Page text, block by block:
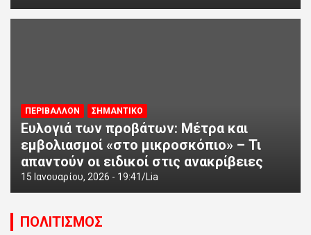
ΠΕΡΙΒΑΛΛΟΝ ΣΗΜΑΝΤΙΚΟ
Ευλογιά των προβάτων: Μέτρα και
εμβολιασμοί «στο μικροσκόπιο» – Τι
απαντούν οι ειδικοί στις ανακρίβειες
15 Ιανουαρίου, 2026 - 19:41 Lia
ΠΟΛΙΤΙΣΜΟΣ